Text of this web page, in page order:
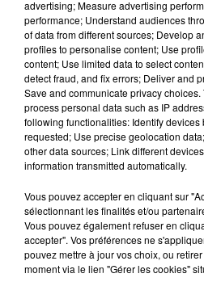
DOLLY
Je N Veux Pas Rester Sage
TOUS LES JEUX
advertising; Measure advertising
performance; Understand audiences
of data from different sources; Develop
profiles to personalise content; Use
content; Use limited data to select
detect fraud, and fix errors; Deliver and
Save and communicate privacy
process personal data such as IP
following functionalities: Identify
requested; Use precise geolocation
other data sources; Link different
information transmitted automatically.
Vous pouvez accepter en cliquant sur
sélectionnant les finalités et/ou
Vous pouvez également refuser en
accepter". Vos préférences ne
pouvez mettre à jour vos choix, ou
moment via le lien "Gérer les cookies"